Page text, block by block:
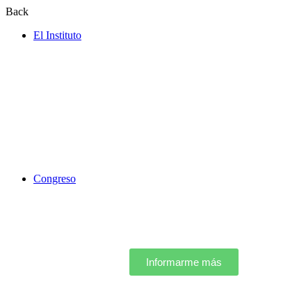
Back
El Instituto
Congreso
Informarme más